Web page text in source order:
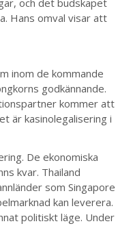
och det budskapet
Hans omval visar att
inom de kommande
godkännande.
kommer att
är kasinolegalisering i
De ekonomiska
kvar. Thailand
som Singapore
kan leverera.
politiskt läge. Under